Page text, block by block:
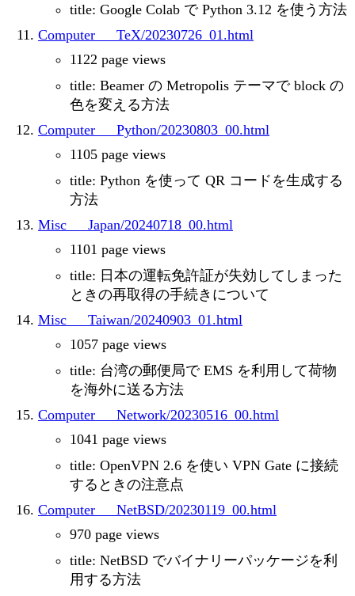
title: Google Colab で Python 3.12 を使う方法
Computer___TeX/20230726_01.html
1122 page views
title: Beamer の Metropolis テーマで block の
色を変える方法
Computer___Python/20230803_00.html
1105 page views
title: Python を使って QR コードを生成する
方法
Misc___Japan/20240718_00.html
1101 page views
title: 日本の運転免許証が失効してしまった
ときの再取得の手続きについて
Misc___Taiwan/20240903_01.html
1057 page views
title: 台湾の郵便局で EMS を利用して荷物
を海外に送る方法
Computer___Network/20230516_00.html
1041 page views
title: OpenVPN 2.6 を使い VPN Gate に接続
するときの注意点
Computer___NetBSD/20230119_00.html
970 page views
title: NetBSD でバイナリーパッケージを利
用する方法